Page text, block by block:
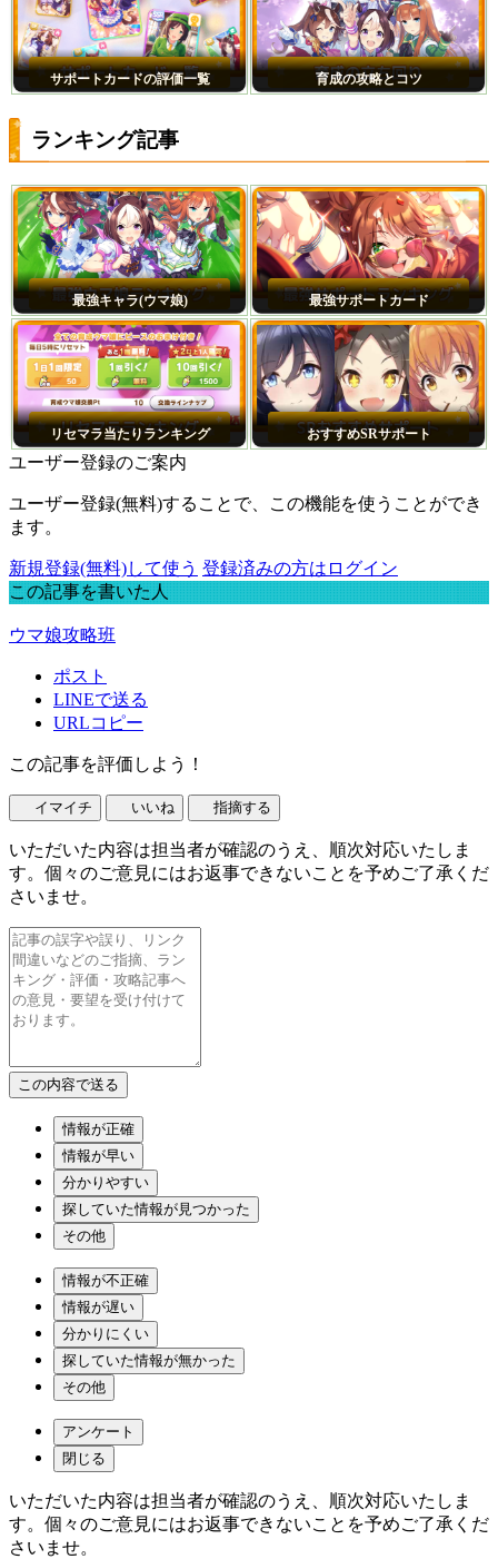
サポートカードの評価一覧 育成の攻略とコツ
ランキング記事
最強キャラ(ウマ娘) 最強サポートカード
リセマラ当たりランキング おすすめSRサポート
ユーザー登録のご案内
ユーザー登録(無料)することで、この機能を使うことができ
ます。
新規登録(無料)して使う 登録済みの方はログイン
この記事を書いた人
ウマ娘攻略班
ポスト
LINEで送る
URLコピー
この記事を評価しよう！
イマイチ いいね 指摘する
いただいた内容は担当者が確認のうえ、順次対応いたしま
す。個々のご意見にはお返事できないことを予めご了承くだ
さいませ。
情報が正確
情報が早い
分かりやすい
探していた情報が見つかった
その他
情報が不正確
情報が遅い
分かりにくい
探していた情報が無かった
その他
アンケート
閉じる
いただいた内容は担当者が確認のうえ、順次対応いたしま
す。個々のご意見にはお返事できないことを予めご了承くだ
さいませ。